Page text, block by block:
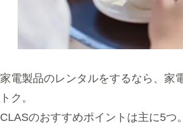
家電製品のレンタルをするなら、家
トク。
CLASのおすすめポイントは主に5つ。